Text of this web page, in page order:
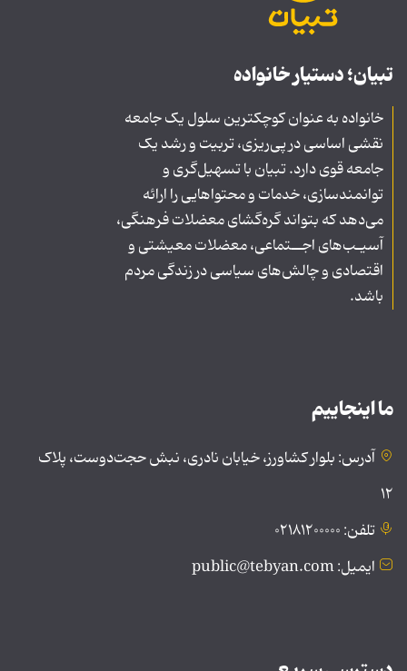
تبیان؛ دستیار خانواده
خانواده به عنوان کوچکترین سلول یک جامعه
نقشی اساسی در پی‌ریزی، تربیت و رشد یک
جامعه قوی دارد. تبیان با تسهیل‌گری و
توانمندسازی، خدمات و محتواهایی را ارائه
می‌دهد که بتواند گره‌گشای معضلات فرهنگی،
آسیـب‌های اجــتماعی، معضلات معیشتی و
اقتصادی و چالش‌های سیاسی در زندگی مردم
باشد.
ما اینجاییم
آدرس: بلوار کشاورز، خیابان نادری، نبش حجت‌دوست، پلاک
۱۲
تلفن: ۰۲۱۸۱۲۰۰۰۰۰
ایمیل: public@tebyan.com